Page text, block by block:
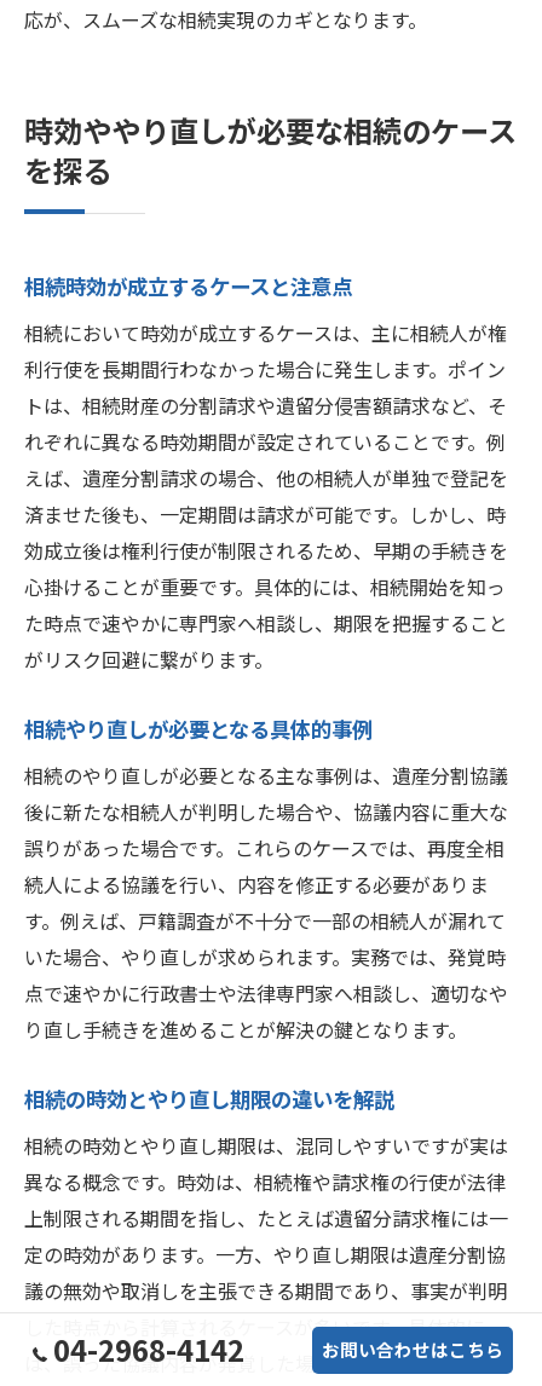
応が、スムーズな相続実現のカギとなります。
時効ややり直しが必要な相続のケース
を探る
相続時効が成立するケースと注意点
相続において時効が成立するケースは、主に相続人が権
利行使を長期間行わなかった場合に発生します。ポイン
トは、相続財産の分割請求や遺留分侵害額請求など、そ
れぞれに異なる時効期間が設定されていることです。例
えば、遺産分割請求の場合、他の相続人が単独で登記を
済ませた後も、一定期間は請求が可能です。しかし、時
効成立後は権利行使が制限されるため、早期の手続きを
心掛けることが重要です。具体的には、相続開始を知っ
た時点で速やかに専門家へ相談し、期限を把握すること
がリスク回避に繋がります。
相続やり直しが必要となる具体的事例
相続のやり直しが必要となる主な事例は、遺産分割協議
後に新たな相続人が判明した場合や、協議内容に重大な
誤りがあった場合です。これらのケースでは、再度全相
続人による協議を行い、内容を修正する必要がありま
す。例えば、戸籍調査が不十分で一部の相続人が漏れて
いた場合、やり直しが求められます。実務では、発覚時
点で速やかに行政書士や法律専門家へ相談し、適切なや
り直し手続きを進めることが解決の鍵となります。
相続の時効とやり直し期限の違いを解説
相続の時効とやり直し期限は、混同しやすいですが実は
異なる概念です。時効は、相続権や請求権の行使が法律
上制限される期間を指し、たとえば遺留分請求権には一
定の時効があります。一方、やり直し期限は遺産分割協
議の無効や取消しを主張できる期間であり、事実が判明
した時点から計算されるケースが多いです。具体的に
は、誤った協議内容が発覚した場合、早急に行動しなけ
04-2968-4142 お問い合わせはこちら